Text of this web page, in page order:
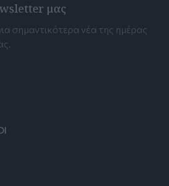
μας
σημαντικότερα νέα της ημέρας